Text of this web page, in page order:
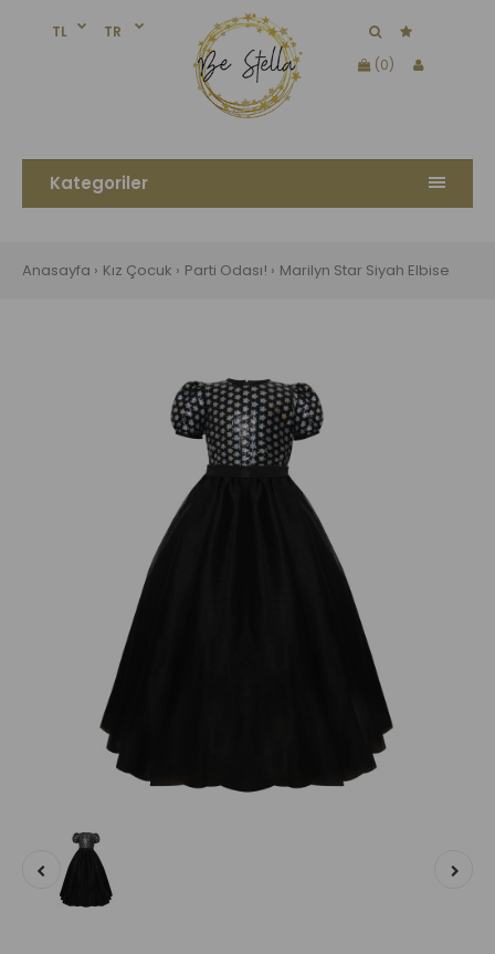
TL
TR
(0)
Kategoriler
Anasayfa Kız Çocuk Parti Odası! Marilyn Star Siyah Elbise